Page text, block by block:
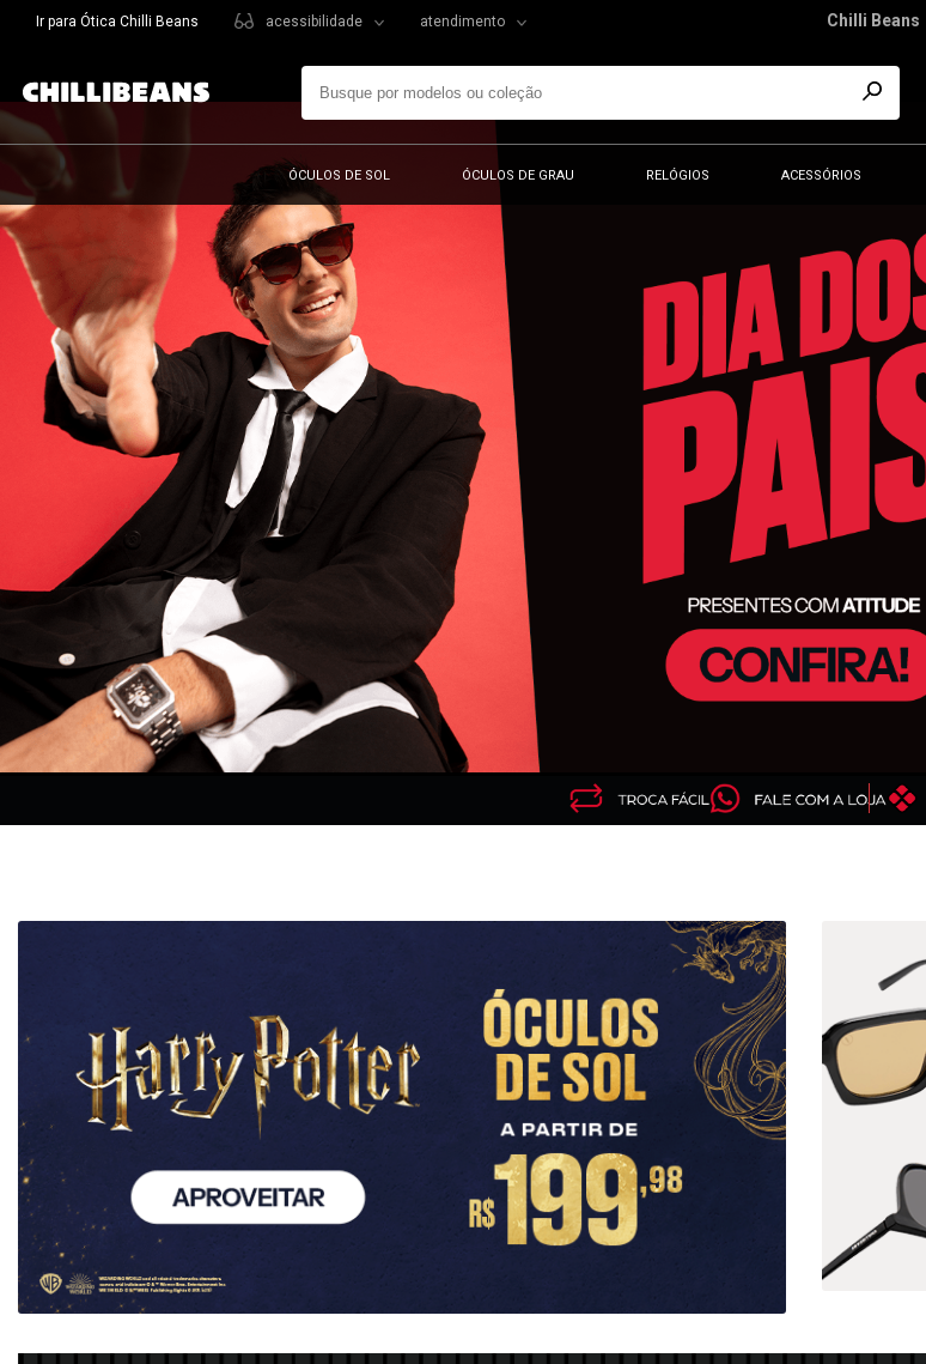
Ir para Ótica Chilli Beans acessibilidade atendimento Chilli Beans
ÓCULOS DE SOL ÓCULOS DE GRAU RELÓGIOS ACESSÓRIOS